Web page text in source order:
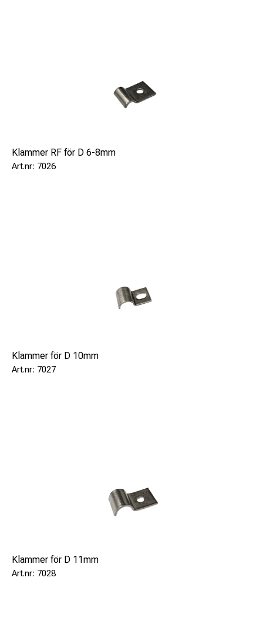
Klammer RF för D 6-8mm
7026
Klammer för D 10mm
7027
Klammer för D 11mm
7028